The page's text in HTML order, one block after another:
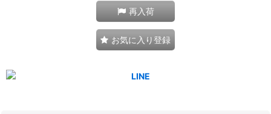
再入荷
お気に入り登録